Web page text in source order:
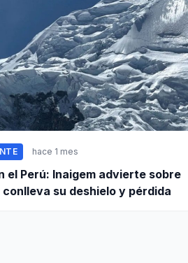
hace 1 mes
el Perú: Inaigem advierte sobre
su deshielo y pérdida